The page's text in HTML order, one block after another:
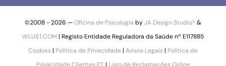
©2008 -2026 —Oficina de Psicologia byJA Design Studio®&
WLUST.COM | Registo Entidade Reguladora da Saúde nº E117885
Cookies| Política de Privacidade| Avisos Legais| Política de